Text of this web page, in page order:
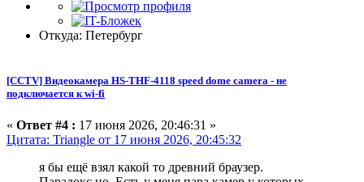
Откуда: Петербург
[CCTV] Видеокамера HS-THF-4118 speed dome camera - не
подключается к wi-fi
« Ответ #4 : 17 июня 2026, 20:46:31 »
Цитата: Triangle от 17 июня 2026, 20:45:32
я бы ещё взял какой то древний браузер.